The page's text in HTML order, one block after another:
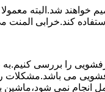
شد.البته
کند.خرابی
را بررسی
می
انجام نمی